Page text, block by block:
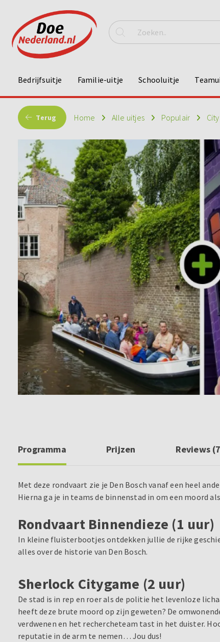
Bedrijfsuitje Familie-uitje Schooluitje
Terug Home Alle uitjes Populair
Programma Prijzen Reviews
Met deze rondvaart zie je Den Bosch vanaf een heel
Hierna ga je in teams de binnenstad in om een moord
Rondvaart Binnendieze (1 uur)
In kleine fluisterbootjes ontdekken jullie de rijke
alles over de historie van Den Bosch.
Sherlock Citygame (2 uur)
De stad is in rep en roer als de politie het levenloze
heeft deze brute moord op zijn geweten? De
verdwenen en het rechercheteam tast in het duister.
reputatie in de arm te nemen… Jou dus!